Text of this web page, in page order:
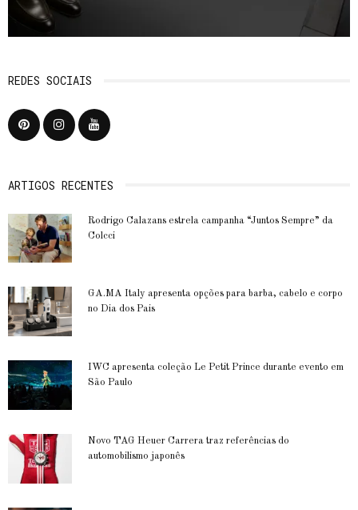
REDES SOCIAIS
ARTIGOS RECENTES
Rodrigo Calazans estrela campanha “Juntos Sempre” da
Colcci
GA.MA Italy apresenta opções para barba, cabelo e corpo
no Dia dos Pais
IWC apresenta coleção Le Petit Prince durante evento em
São Paulo
Novo TAG Heuer Carrera traz referências do
automobilismo japonês